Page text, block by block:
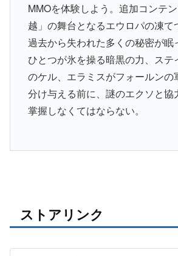
MMOを体験しよう。追加コンテ
越」の舞台となるエウロパの凍て
過去から失われた多くの秘密が眠
ひとつが氷を操る暗黒の力、ステ
のケル、エラミスがフォールンの
分け与える前に、謎のエクソと協
掌握しなくてはならない。
ストアリンク